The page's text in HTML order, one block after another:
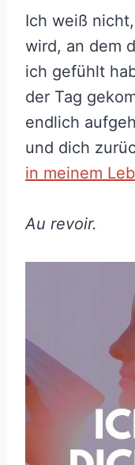
Ich weiß
wird, an dem
ich gefühlt
der Tag
endlich
und dich
in meinem
Au revoir.